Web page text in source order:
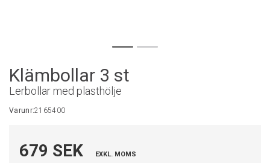
Klämbollar 3 st
Lerbollar med plasthölje
Varunr:2165400
679 SEK EXKL. MOMS